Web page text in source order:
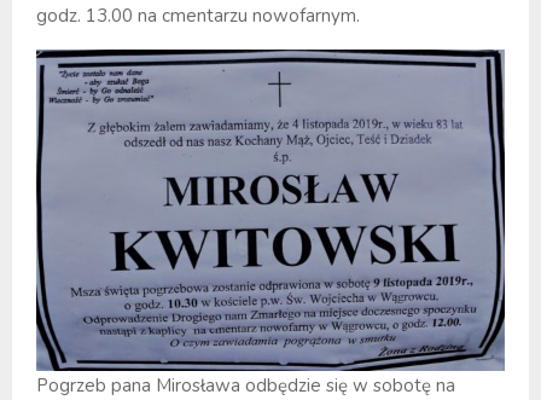
godz. 13.00 na cmentarzu nowofarnym.
Pogrzeb pana Mirosława odbędzie się w sobotę na